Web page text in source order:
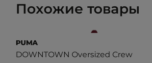
Похожие товары
PUMA
DOWNTOWN Oversized Crew